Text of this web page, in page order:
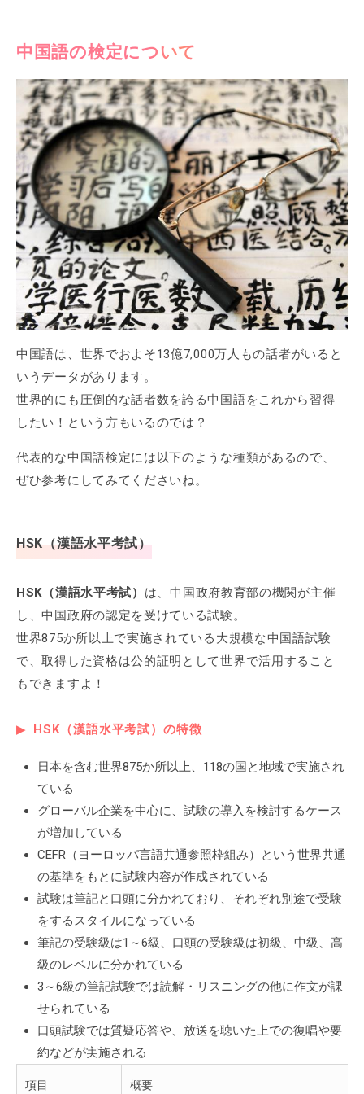
中国語の検定について
中国語は、世界でおよそ13億7,000万人もの話者がいると
いうデータがあります。
世界的にも圧倒的な話者数を誇る中国語をこれから習得
したい！という方もいるのでは？
代表的な中国語検定には以下のような種類があるので、
ぜひ参考にしてみてくださいね。
HSK（漢語水平考試）
HSK（漢語水平考試） は、中国政府教育部の機関が主催
し、中国政府の認定を受けている試験。
世界875か所以上で実施されている大規模な中国語試験
で、取得した資格は公的証明として世界で活用すること
もできますよ！
HSK（漢語水平考試）の特徴
日本を含む世界875か所以上、118の国と地域で実施され
ている
グローバル企業を中心に、試験の導入を検討するケース
が増加している
CEFR（ヨーロッパ言語共通参照枠組み）という世界共通
の基準をもとに試験内容が作成されている
試験は筆記と口頭に分かれており、それぞれ別途で受験
をするスタイルになっている
筆記の受験級は1～6級、口頭の受験級は初級、中級、高
級のレベルに分かれている
3～6級の筆記試験では読解・リスニングの他に作文が課
せられている
口頭試験では質疑応答や、放送を聴いた上での復唱や要
約などが実施される
項目 概要